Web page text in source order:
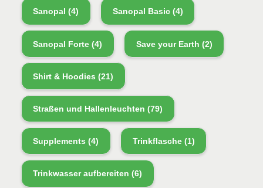
Sanopal (4) Sanopal Basic(4)
Sanopal Forte (4) Save your Earth (2)
Shirt & Hoodies (21)
Straßen und Hallenleuchten (79)
Supplements (4) Trinkflasche(1)
Trinkwasser aufbereiten (6)